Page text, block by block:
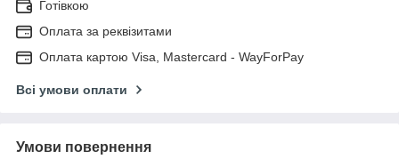
Готівкою
Оплата за реквізитами
Оплата картою Visa, Mastercard - WayForPay
Всі умови оплати
Умови повернення